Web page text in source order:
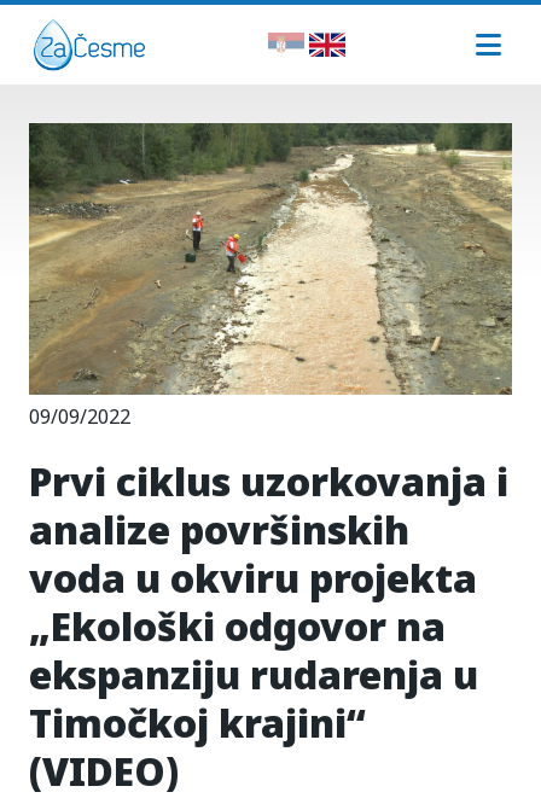
09/09/2022
Prvi ciklus uzorkovanja i
analize površinskih
voda u okviru projekta
„Ekološki odgovor na
ekspanziju rudarenja u
Timočkoj krajini“
(VIDEO)